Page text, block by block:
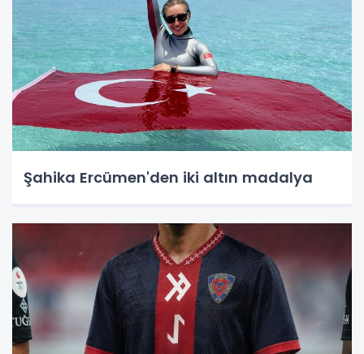
Şahika Ercümen'den iki altın madalya